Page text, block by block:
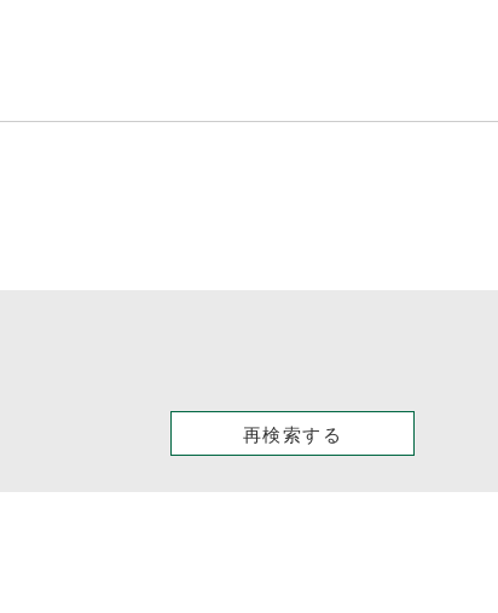
再検索する